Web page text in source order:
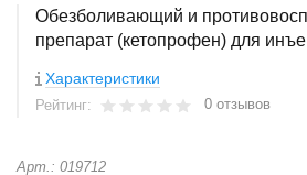
Обезболивающий и
препарат (кетопрофен) для
Характеристики
Рейтинг: 0 отзывов
Арт.: 019712